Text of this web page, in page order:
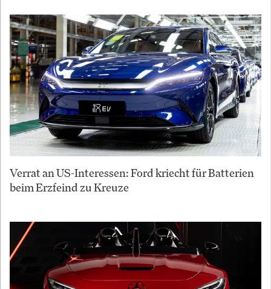
Verrat an US-Interessen: Ford kriecht für Batterien
beim Erzfeind zu Kreuze